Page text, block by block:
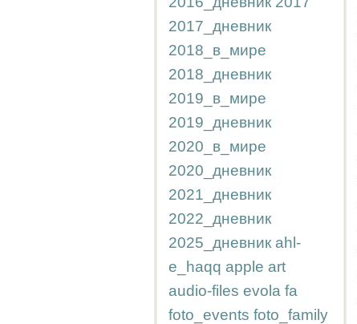
2017_дневник
2018_в_мире
2018_дневник
2019_в_мире
2019_дневник
2020_в_мире
2020_дневник
2021_дневник
2022_дневник
2025_дневник ahl-
e_haqq apple art
audio-files evola fa
foto_events foto_family